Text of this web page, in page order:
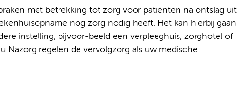
met betrekking tot zorg voor patiënten na ontslag uit
nog zorg nodig heeft. Het kan hierbij gaan
instelling, bijvoor-beeld een verpleeghuis, zorghotel of
Nazorg regelen de vervolgzorg als uw medische